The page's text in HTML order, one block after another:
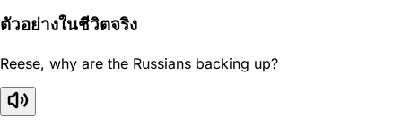
ตัวอย่างในชีวิตจริง
Reese, why are the Russians backing up?